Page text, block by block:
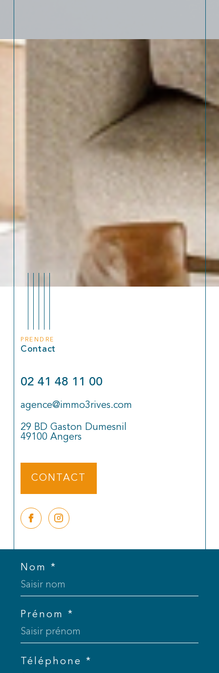
Nom *
Prénom *
Téléphone *
PRENDRE
Contact
02 41 48 11 00
agence@immo3rives.com
29 BD Gaston Dumesnil
49100
Angers
CONTACT